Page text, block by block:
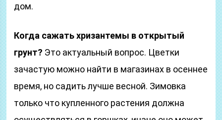
дом.
Когда сажать хризантемы в открытый
грунт? Это актуальный вопрос. Цветки
зачастую можно найти в магазинах в осеннее
время, но садить лучше весной. Зимовка
только что купленного растения должна